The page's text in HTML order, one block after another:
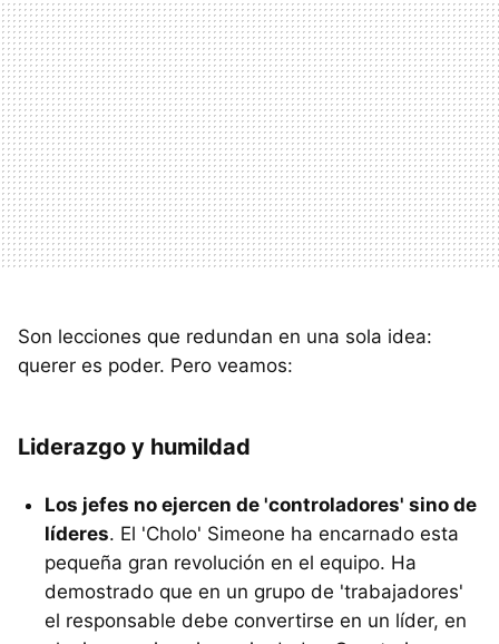
Son lecciones que redundan en una sola idea:
querer es poder. Pero veamos:
Liderazgo y humildad
Los jefes no ejercen de 'controladores' sino de
líderes. El 'Cholo' Simeone ha encarnado esta
pequeña gran revolución en el equipo. Ha
demostrado que en un grupo de 'trabajadores'
el responsable debe convertirse en un líder, en